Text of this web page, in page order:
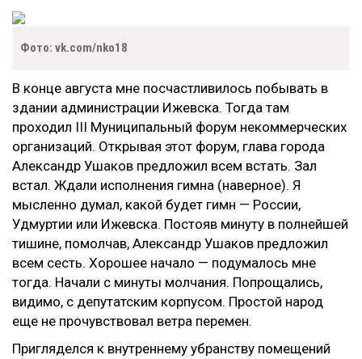
Фото: vk.com/nko18
В конце августа мне посчастливилось побывать в
здании администрации Ижевска. Тогда там
проходил III Муниципальный форум некоммерческих
организаций. Открывая этот форум, глава города
Александр Ушаков предложил всем встать. Зал
встал. Ждали исполнения гимна (наверное). Я
мысленно думал, какой будет гимн — России,
Удмуртии или Ижевска. Постояв минуту в полнейшей
тишине, помолчав, Александр Ушаков предложил
всем сесть. Хорошее начало — подумалось мне
тогда. Начали с минуты молчания. Попрощались,
видимо, с депутатским корпусом. Простой народ
еще не прочувствовал ветра перемен.
Пригляделся к внутреннему убранству помещений